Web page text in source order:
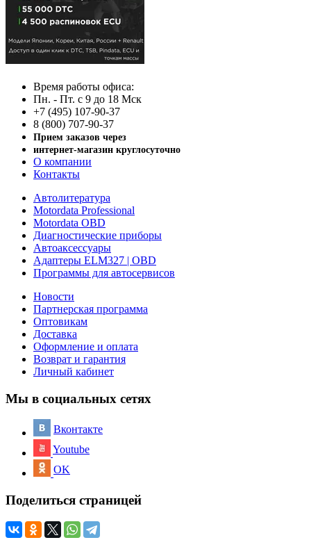
Время работы офиса:
Пн. - Пт. с 9 до 18 Мск
+7 (495) 107-90-37
8 (800) 707-90-37
Прием заказов через
интернет-магазин круглосуточно
О компании
Контакты
Автолитература
Motordata Professional
Motordata OBD
Диагностические приборы
Автоаксессуары
Адаптеры ELM327 | OBD
Программы для автосервисов
Новости
Партнерская программа
Оптовикам
Доставка
Оформление и оплата
Возврат и гарантия
Личный кабинет
Мы в социальных сетях
Вконтакте
Youtube
OK
Поделиться страницей